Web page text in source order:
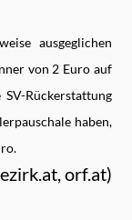
ausgeglichen
von 2 Euro auf
Rückerstattung
haben,
orf.at)